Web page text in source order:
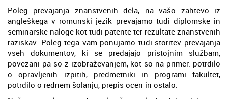
Poleg prevajanja znanstvenih dela, na vašo zahtevo iz
angleškega v romunski jezik prevajamo tudi diplomske in
seminarske naloge kot tudi patente ter rezultate znanstvenih
raziskav. Poleg tega vam ponujamo tudi storitev prevajanja
vseh dokumentov, ki se predajajo pristojnim službam,
povezani pa so z izobraževanjem, kot so na primer: potrdilo
o opravljenih izpitih, predmetniki in programi fakultet,
potrdilo o rednem šolanju, prepis ocen in ostalo.